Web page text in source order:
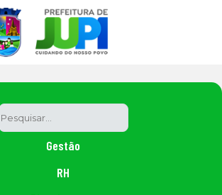
Gestão
RH